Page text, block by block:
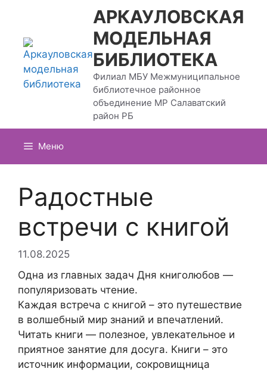
содержимому
АРКАУЛОВСКАЯ
МОДЕЛЬНАЯ
БИБЛИОТЕКА
Филиал МБУ Межмуниципальное
библиотечное районное
объединение МР Салаватский
район РБ
Меню
Радостные
встречи с книгой
11.08.2025
Одна из главных задач Дня книголюбов —
популяризовать чтение.
Каждая встреча с книгой – это путешествие
в волшебный мир знаний и впечатлений.
Читать книги — полезное, увлекательное и
приятное занятие для досуга. Книги – это
источник информации, сокровищница